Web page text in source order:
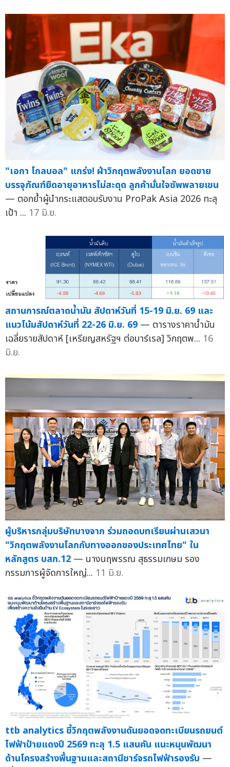
"เอกา โกลบอล" แกร่ง! ฝ่าวิกฤตพลังงานโลก ยอดขาย
บรรจุภัณฑ์ยืดอายุอาหารไม่สะดุด ลูกค้ามั่นใจซัพพลายเชน
— ตอกย้ำผู้นำกระแสตอบรับงาน ProPak Asia 2026 ทะลุ
เป้า ... 17 มิ.ย.
สถานการณ์ตลาดน้ำมัน สัปดาห์วันที่ 15-19 มิ.ย. 69 และ
แนวโน้มสัปดาห์วันที่ 22-26 มิ.ย. 69 — ตารางราคาน้ำมัน
เฉลี่ยรายสัปดาห์ [เหรียญสหรัฐฯ ต่อบาร์เรล] วิกฤตพ... 16
มิ.ย.
ผู้บริหารกลุ่มบริษัทบางจาก ร่วมถอดบทเรียนผ่านเสวนา
"วิกฤตพลังงานโลกกับทางออกของประเทศไทย" ใน
หลักสูตร บสก.12 — นางนฤพรรณ สุธรรมเกษม รอง
กรรมการผู้จัดการใหญ่... 11 มิ.ย.
ttb analytics ชี้วิกฤตพลังงานดันยอดจดทะเบียนรถยนต์
ไฟฟ้าป้ายแดงปี 2569 ทะลุ 1.5 แสนคัน แนะหนุนพัฒนา
ด้านโครงสร้างพื้นฐานและสถานีชาร์จรถไฟฟ้ารองรับ —